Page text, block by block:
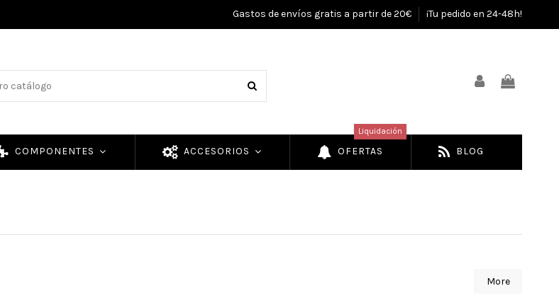
Gastos de envíos gratis a partir de 20€ ¡Tu pedido en 24-48h!
COMPONENTES ACCESORIOS OFERTAS
Liquidación
BLOG
More